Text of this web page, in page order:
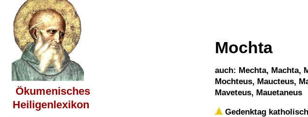
Ökumenisches
Heiligenlexikon
Mochta
auch: Mechta, Machta,
Mochteus, Maucteus,
Maveteus, Mauetaneus
Gedenktag